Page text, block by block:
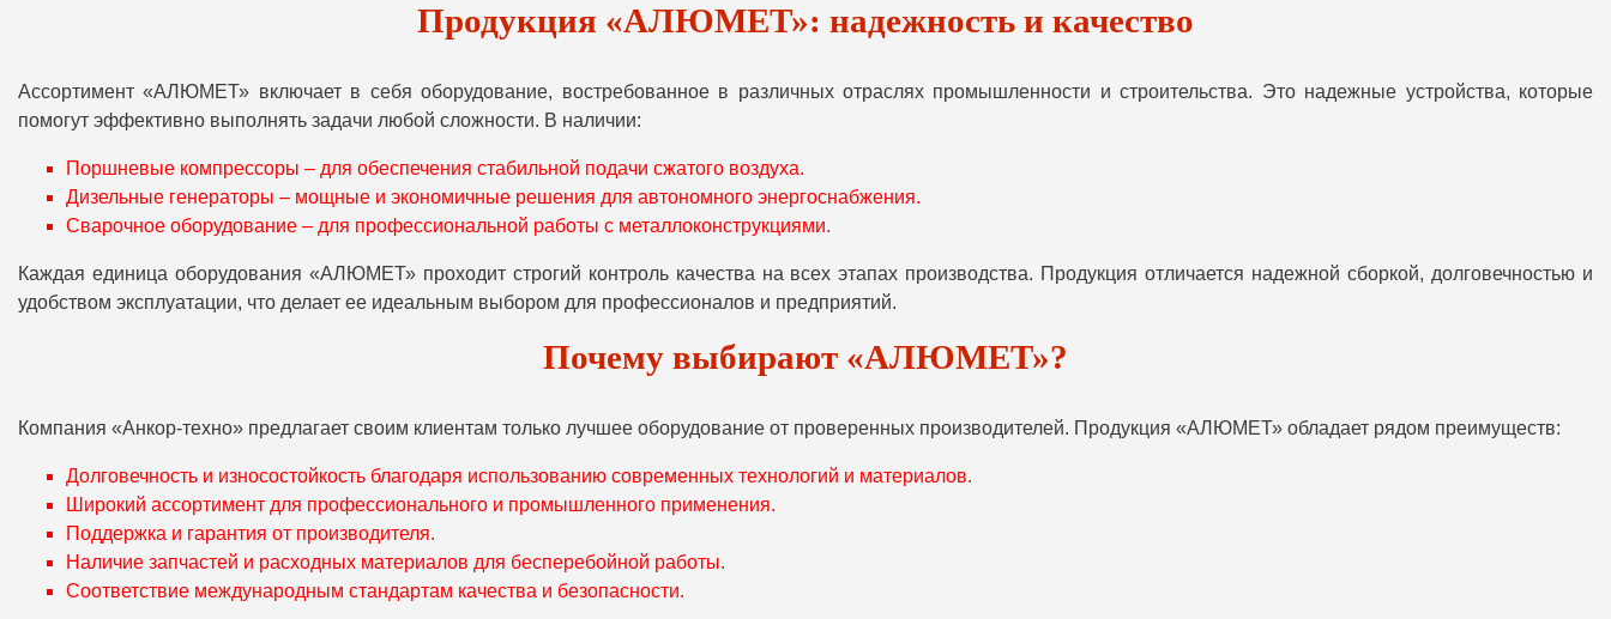
Продукция «АЛЮМЕТ»: надежность и качество
Ассортимент «АЛЮМЕТ» включает в себя оборудование, востребованное в различных отраслях промышленности и строительства. Это надежные устройства, которые
помогут эффективно выполнять задачи любой сложности. В наличии:
Поршневые компрессоры – для обеспечения стабильной подачи сжатого воздуха.
Дизельные генераторы – мощные и экономичные решения для автономного энергоснабжения.
Сварочное оборудование – для профессиональной работы с металлоконструкциями.
Каждая единица оборудования «АЛЮМЕТ» проходит строгий контроль качества на всех этапах производства. Продукция отличается надежной сборкой, долговечностью и
удобством эксплуатации, что делает ее идеальным выбором для профессионалов и предприятий.
Почему выбирают «АЛЮМЕТ»?
Компания «Анкор-техно» предлагает своим клиентам только лучшее оборудование от проверенных производителей. Продукция «АЛЮМЕТ» обладает рядом преимуществ:
Долговечность и износостойкость благодаря использованию современных технологий и материалов.
Широкий ассортимент для профессионального и промышленного применения.
Поддержка и гарантия от производителя.
Наличие запчастей и расходных материалов для бесперебойной работы.
Соответствие международным стандартам качества и безопасности.